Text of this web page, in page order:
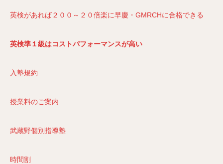
英検があれば２００～２０倍楽に早慶・GMRCHに合格できる
英検準１級はコストパフォーマンスが高い
入塾規約
授業料のご案内
武蔵野個別指導塾
時間割